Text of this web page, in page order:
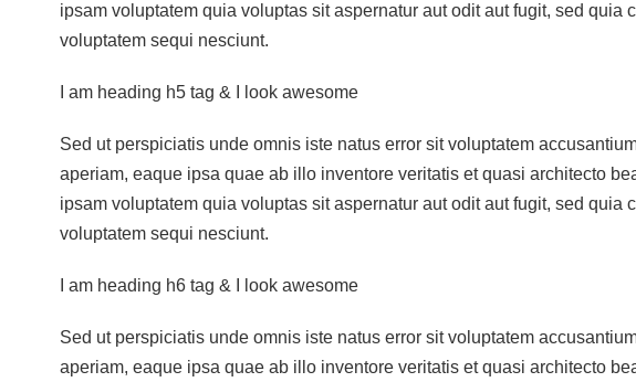
ipsam voluptatem quia voluptas sit aspernatur aut odit aut fugit, sed quia
voluptatem sequi nesciunt.
I am heading h5 tag & I look awesome
Sed ut perspiciatis unde omnis iste natus error sit voluptatem
aperiam, eaque ipsa quae ab illo inventore veritatis et quasi architecto
ipsam voluptatem quia voluptas sit aspernatur aut odit aut fugit, sed quia
voluptatem sequi nesciunt.
I am heading h6 tag & I look awesome
Sed ut perspiciatis unde omnis iste natus error sit voluptatem
aperiam, eaque ipsa quae ab illo inventore veritatis et quasi architecto